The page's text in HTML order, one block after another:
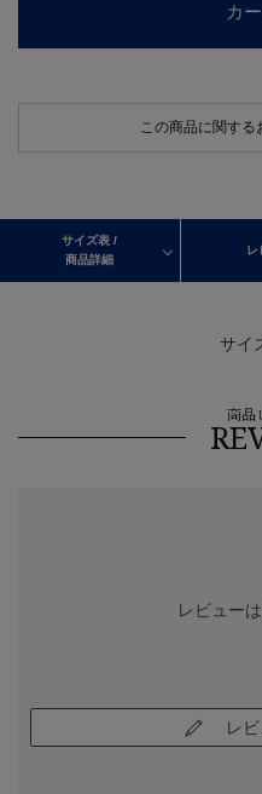
カ
この商品に関する
サイズ表 /
商品詳細
レ
サイ
商品
レビュー
レ